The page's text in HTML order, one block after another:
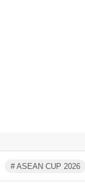
# ASEAN CUP 2026